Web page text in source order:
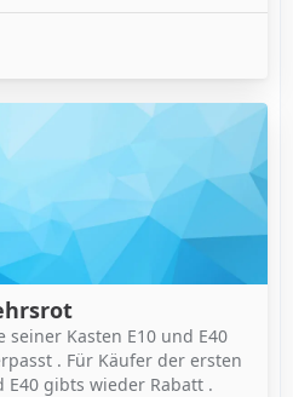
Kasten E10 und E40
. Für Käufer der ersten
E40 gibts wieder Rabatt .